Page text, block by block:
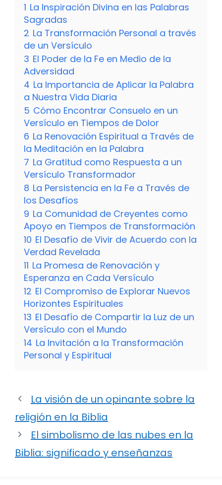
1 La Inspiración Divina en las Palabras
Sagradas
2 La Transformación Personal a través
de un Versículo
3 El Poder de la Fe en Medio de la
Adversidad
4 La Importancia de Aplicar la Palabra
a Nuestra Vida Diaria
5 Cómo Encontrar Consuelo en un
Versículo en Tiempos de Dolor
6 La Renovación Espiritual a Través de
la Meditación en la Palabra
7 La Gratitud como Respuesta a un
Versículo Transformador
8 La Persistencia en la Fe a Través de
los Desafíos
9 La Comunidad de Creyentes como
Apoyo en Tiempos de Transformación
10 El Desafío de Vivir de Acuerdo con la
Verdad Revelada
11 La Promesa de Renovación y
Esperanza en Cada Versículo
12 El Compromiso de Explorar Nuevos
Horizontes Espirituales
13 El Desafío de Compartir la Luz de un
Versículo con el Mundo
14 La Invitación a la Transformación
Personal y Espiritual
La visión de un opinante sobre la
religión en la Biblia
El simbolismo de las nubes en la
Biblia: significado y enseñanzas